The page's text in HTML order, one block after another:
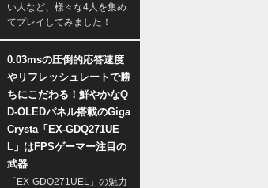
い人など、様々な4人を集め
てプレイしてみました！
0.03msの圧倒的応答速度
やリフレッシュレートで勝
ちにこだわる！鮮やかなQ
D-OLEDパネル搭載のGiga
Crysta「EX-GDQ271UE
L」はFPSゲーマー注目の
武器
「EX-GDQ271UEL」の魅力